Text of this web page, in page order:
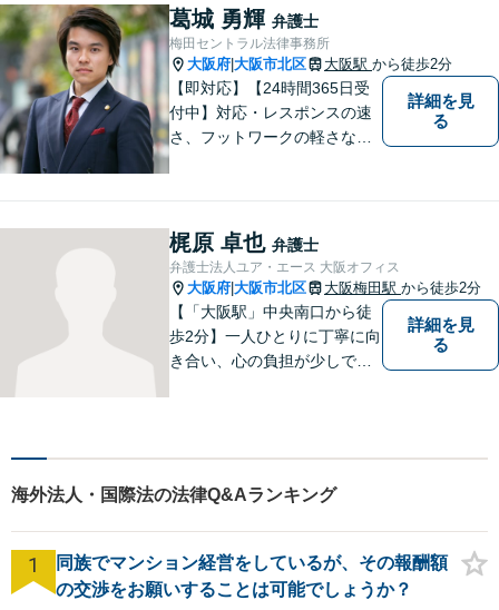
た、紛争解決だけでなく、資
産取引や事業活動における予
防法務のサポートにも力を入
れています。
葛城 勇輝 弁護士
梅田セントラル法律事務所
大阪府 大阪市北区 大阪駅 から徒歩2分
【即対応】【24時間365日受
付中】対応・レスポンスの速
さ、フットワークの軽さなら
詳細を見
る
梶原 卓也 弁護士
弁護士法人ユア・エース 大阪オフィス
大阪府 大阪市北区 大阪梅田駅 から徒歩2分
【「大阪駅」中央南口から徒
歩2分】一人ひとりに丁寧に向
き合い、心の負担が少しでも
えた支えを大切にしていま
す。まずはお気軽にご相談く
ださい【電話・メール面談
可】【休日面談可】
詳細を見
る
海外法人・国際法の法律Q&Aランキング
1
同族でマンション経営をしているが、その報酬額
の交渉をお願いすることは可能でしょうか？